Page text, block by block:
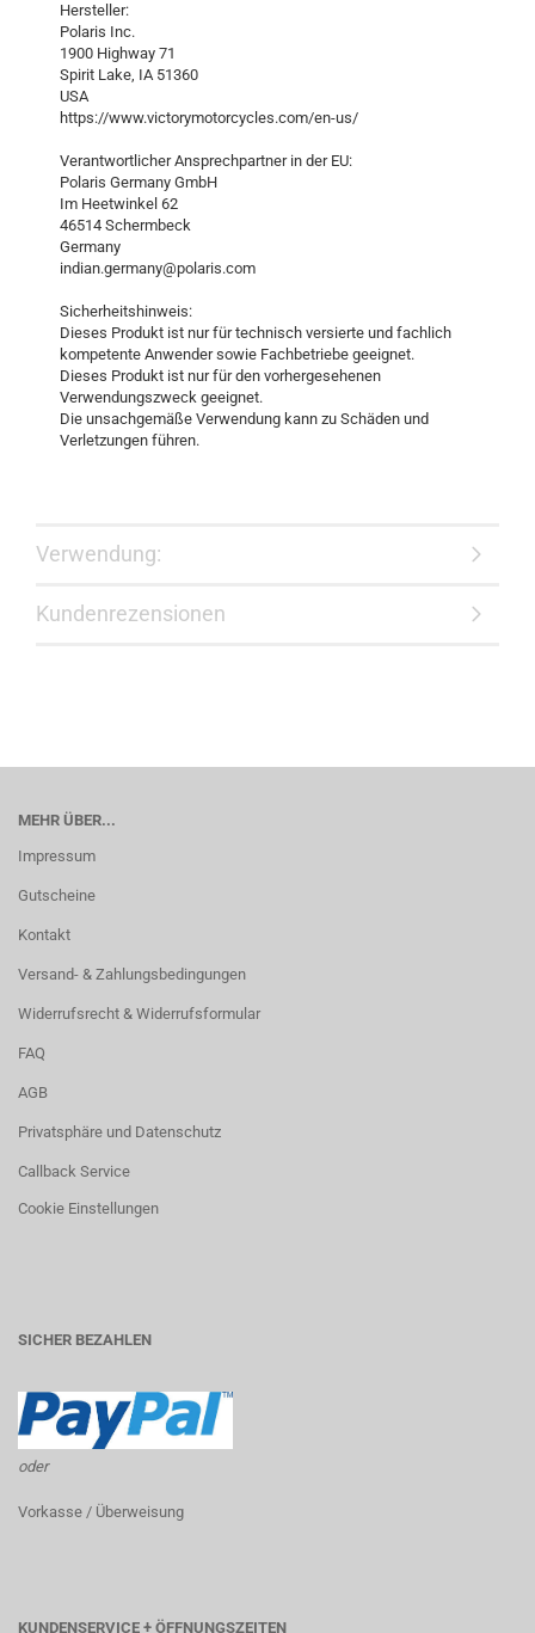
Hersteller:
Polaris Inc.
1900 Highway 71
Spirit Lake, IA 51360
USA
https://www.victorymotorcycles.com/en-us/
Verantwortlicher Ansprechpartner in der EU:
Polaris Germany GmbH
Im Heetwinkel 62
46514 Schermbeck
Germany
indian.germany@polaris.com
Sicherheitshinweis:
Dieses Produkt ist nur für technisch versierte und fachlich
kompetente Anwender sowie Fachbetriebe geeignet.
Dieses Produkt ist nur für den vorhergesehenen
Verwendungszweck geeignet.
Die unsachgemäße Verwendung kann zu Schäden und
Verletzungen führen.
Verwendung:
Kundenrezensionen
MEHR ÜBER...
Impressum
Gutscheine
Kontakt
Versand- & Zahlungsbedingungen
Widerrufsrecht & Widerrufsformular
FAQ
AGB
Privatsphäre und Datenschutz
Callback Service
Cookie Einstellungen
SICHER BEZAHLEN
oder
Vorkasse / Überweisung
KUNDENSERVICE + ÖFFNUNGSZEITEN